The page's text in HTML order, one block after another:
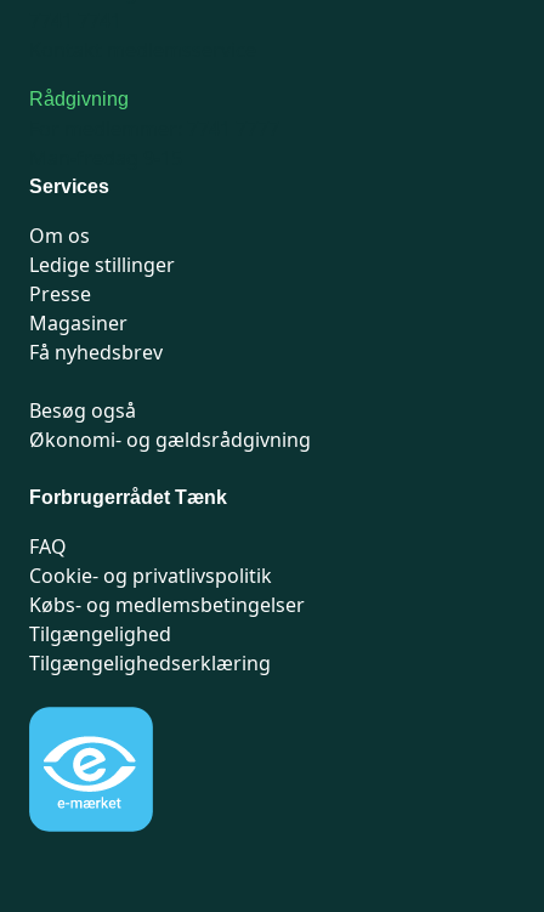
Rådgivning
Services
Om os
Ledige stillinger
Presse
Magasiner
Få nyhedsbrev
Besøg også
Økonomi- og gældsrådgivning
Forbrugerrådet Tænk
FAQ
Cookie- og privatlivspolitik
Købs- og medlemsbetingelser
Tilgængelighed
Tilgængelighedserklæring